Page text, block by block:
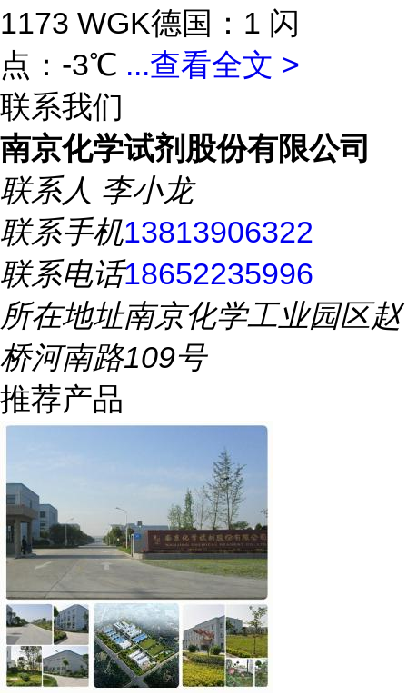
1173 WGK德国：1 闪
点：-3℃ ...查看全文 >
联系我们
南京化学试剂股份有限公司
联系人 李小龙
联系手机13813906322
联系电话18652235996
所在地址南京化学工业园区赵
桥河南路109号
推荐产品